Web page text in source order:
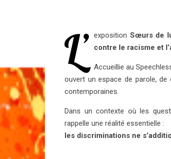
L’ exposition Sœurs de
contre le racisme et
Accueillie au
ouvert un espace de parole,
contemporaines.
Dans un contexte où les
rappelle une réalité essentielle :
les discriminations ne